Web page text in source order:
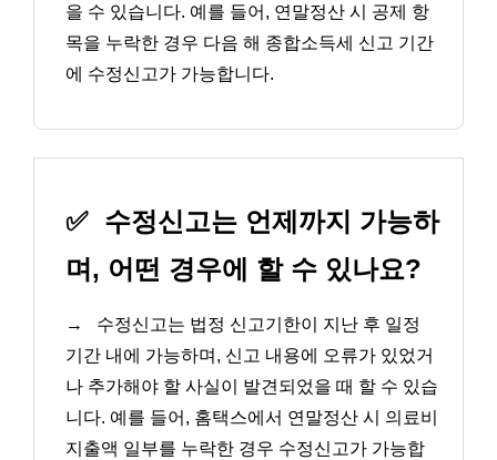
을 수 있습니다. 예를 들어, 연말정산 시 공제 항
목을 누락한 경우 다음 해 종합소득세 신고 기간
에 수정신고가 가능합니다.
✅ 수정신고는 언제까지 가능하
며, 어떤 경우에 할 수 있나요?
→
수정신고는 법정 신고기한이 지난 후 일정
기간 내에 가능하며, 신고 내용에 오류가 있었거
나 추가해야 할 사실이 발견되었을 때 할 수 있습
니다. 예를 들어, 홈택스에서 연말정산 시 의료비
지출액 일부를 누락한 경우 수정신고가 가능합